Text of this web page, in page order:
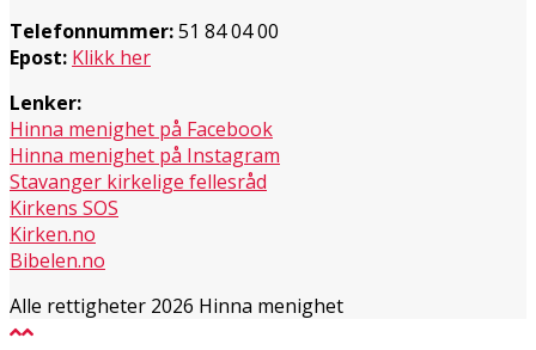
Telefonnummer:51 84 04 00
Epost: Klikk her
Lenker:
Hinna menighet på Facebook
Hinna menighet på Instagram
Stavanger kirkelige fellesråd
Kirkens SOS
Kirken.no
Bibelen.no
Alle rettigheter 2026 Hinna menighet